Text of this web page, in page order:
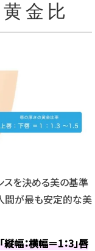
金比
スを決める美の基準
間が最も安定的な美
幅：横幅＝1：3」唇